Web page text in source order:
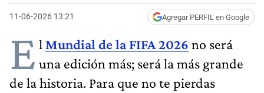
11-06-2026 13:21 Agregar PERFIL en Google
E l Mundial de la FIFA 2026 no será
una edición más; será la más grande
de la historia. Para que no te pierdas